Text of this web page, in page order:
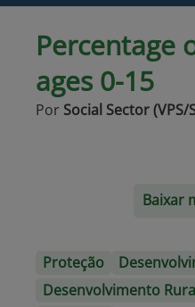
Percentage
ages 0-15
Por Social Sector (VPS/
Baixar
Proteção
Desenvolvimento